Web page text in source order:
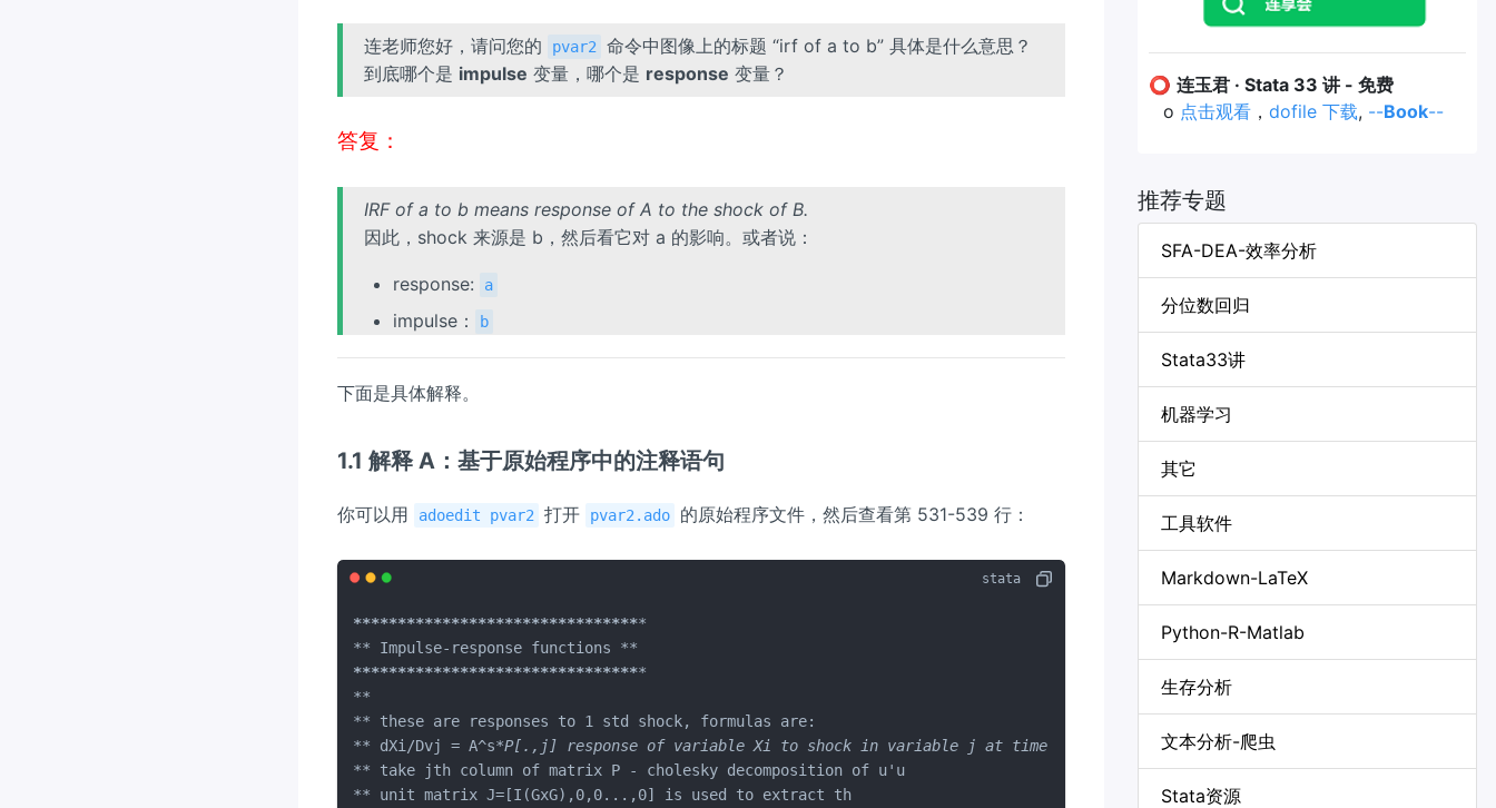
{问
题：}}
连老师您好，请问您的 pvar2
命令中图像上的标题 “irf of a to b” 具体是什么意思？
到底哪个是 impulse 变量，哪个是 response 变量？
{\colo
{答
复：}}
答复：
IRF of a to b means response of A to the shock of B.
因此，shock 来源是 b，然后看它对 a 的影响。或者说：
response: a
impulse： b
下面是具体解释。
1.1 解释 A：基于原始程序中的注释语句
你可以用 adoedit pvar2 打开 pvar2.ado 的原始程序文件，然后查看第 531-539 行：
*********************************
*********************************
**
** these are responses to 1 std shock, formulas are:
** dXi/Dvj = A^s*P[.,j] response of variable Xi to shock in variable j at time s
** take jth column of matrix P - cholesky decomposition of u'u
** unit matrix J=[I(GxG),0,0...,0] is used to extract th
⭕ 连玉君 · Stata 33 讲 - 免费
o 点击观看 ， dofile 下载, --Book--
推荐专题
SFA-DEA-效率分析
分位数回归
Stata33讲
机器学习
其它
工具软件
Markdown-LaTeX
Python-R-Matlab
生存分析
文本分析-爬虫
Stata资源